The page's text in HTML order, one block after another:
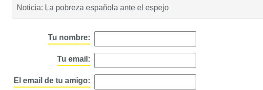
Noticia: La pobreza española ante el espejo
Tu nombre:
Tu email:
El email de tu amigo: